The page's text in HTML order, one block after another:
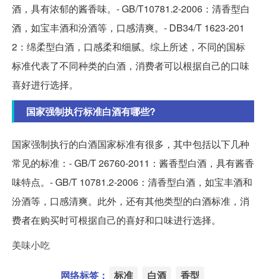
酒，具有浓郁的酱香味。- GB/T10781.2-2006：清香型白
酒，如宝丰酒和汾酒等，口感清爽。- DB34/T 1623-201
2：绵柔型白酒，口感柔和细腻。综上所述，不同的国标
标准代表了不同种类的白酒，消费者可以根据自己的口味
喜好进行选择。
国家强制执行标准白酒有哪些?
国家强制执行的白酒国家标准有很多，其中包括以下几种
常见的标准：- GB/T 26760-2011：酱香型白酒，具有酱香
味特点。- GB/T 10781.2-2006：清香型白酒，如宝丰酒和
汾酒等，口感清爽。此外，还有其他类型的白酒标准，消
费者在购买时可根据自己的喜好和口味进行选择。
美味小吃
网络标签： 标准 白酒 香型